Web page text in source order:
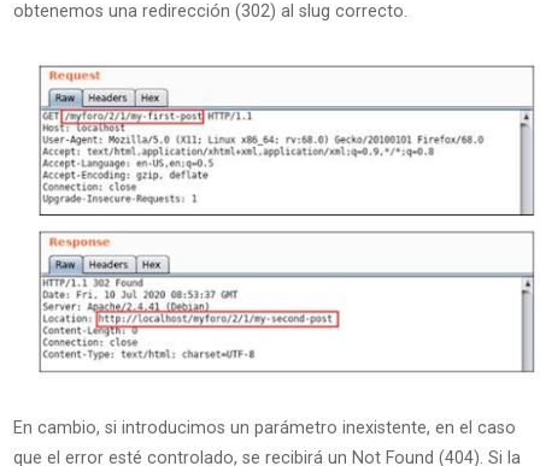
obtenemos una redirección (302) al slug correcto.
En cambio, si introducimos un parámetro inexistente, en el caso
que el error esté controlado, se recibirá un Not Found (404). Si la